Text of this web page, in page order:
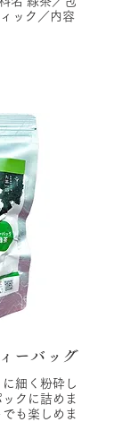
ック／内容
ーバッグ
細く粉砕し
クに詰めま
も楽しめま